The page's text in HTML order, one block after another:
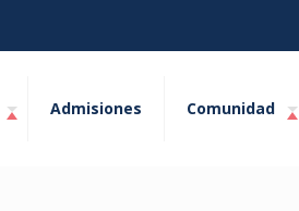
Admisiones Comunidad